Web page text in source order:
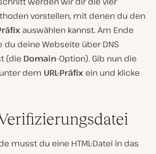
vorstellen, mit denen du den
auswählen kannst. Am Ende
du deine Webseite über DNS
(die Domain-Option). Gib nun die
unter dem URL-Präfix ein und klicke
musst du eine HTML-Datei in das